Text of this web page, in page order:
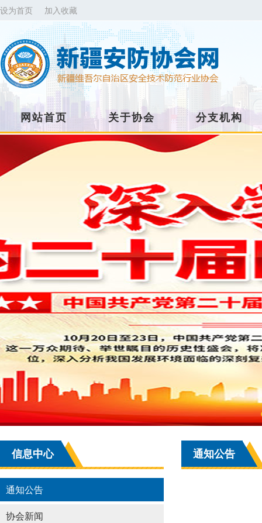
设为首页 加入收藏
网站首页 关于协会 分支机构
信息中心
通知公告
协会新闻
通知公告